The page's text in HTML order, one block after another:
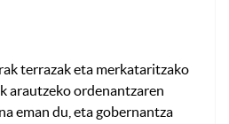
terrazak eta merkataritzako
arautzeko ordenantzaren
eman du, eta gobernantza